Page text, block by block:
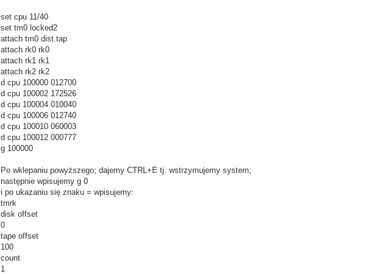
set cpu 11/40
set tm0 locked2
attach tm0 dist.tap
attach rk0 rk0
attach rk1 rk1
attach rk2 rk2
d cpu 100000 012700
d cpu 100002 172526
d cpu 100004 010040
d cpu 100006 012740
d cpu 100010 060003
d cpu 100012 000777
g 100000
Po wklepaniu powyższego; dajemy CTRL+E tj. wstrzymujemy system;
następnie wpisujemy g 0
i po ukazaniu się znaku = wpisujemy:
tmrk
disk offset
0
tape offset
100
count
1